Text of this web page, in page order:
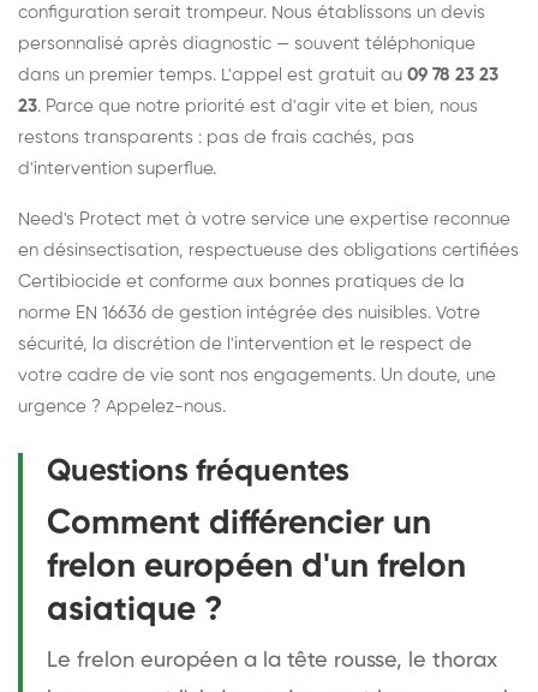
configuration serait trompeur. Nous établissons un devis
personnalisé après diagnostic — souvent téléphonique
dans un premier temps. L'appel est gratuit au 09 78 23 23
23. Parce que notre priorité est d'agir vite et bien, nous
restons transparents : pas de frais cachés, pas
d'intervention superflue.
Need's Protect met à votre service une expertise reconnue
en désinsectisation, respectueuse des obligations certifiées
Certibiocide et conforme aux bonnes pratiques de la
norme EN 16636 de gestion intégrée des nuisibles. Votre
sécurité, la discrétion de l'intervention et le respect de
votre cadre de vie sont nos engagements. Un doute, une
urgence ? Appelez-nous.
Questions fréquentes
Comment différencier un
frelon européen d'un frelon
asiatique ?
Le frelon européen a la tête rousse, le thorax